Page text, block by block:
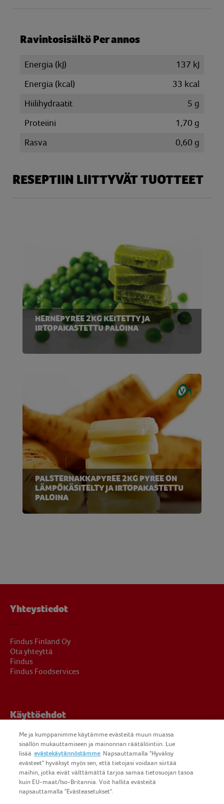
Ravintosisältö Per annos
Energia (kJ)
137 kJ
Energia (kcal)
33 kcal
Hiilihydraatit
5 g
Proteiini
1,70 g
Rasva
0,60 g
RESEPTIIN LIITTYVÄT TUOTTEET
HERNEPYREE 2KG KEITETTY JA
IRTOPAKASTETTU PALOINA
PALSTERNAKKAPYREE 2KG PYREE ON
LÄMPÖKÄSITELTY JA IRTOPAKASTETTU
PALOINA
Yhteystiedot
Findus Finland Oy
Ota yhteyttä
Findus
Findus Foodservices
Käyttöehdot
Oikeudelliset ilmoitukset
Yksityisyydensuoja
Evästeiden käyttö
Me ja kumppanimme käytämme evästeitä muun muassa
sisällön mukauttamiseen ja mainonnan räätälöintiin. Lue
lisää evästekäytännöstämme. Napsauttamalla "Hyväksy
evästeet" hyväksyt myös sen, että tietojasi voidaan siirtää
maihin, jotka eivät välttämättä tarjoa samaa tietosuojan tasoa
kuin EU-maat/Iso-Britannia. Voit hallita evästeitä
napsauttamalla "Evästeasetukset".